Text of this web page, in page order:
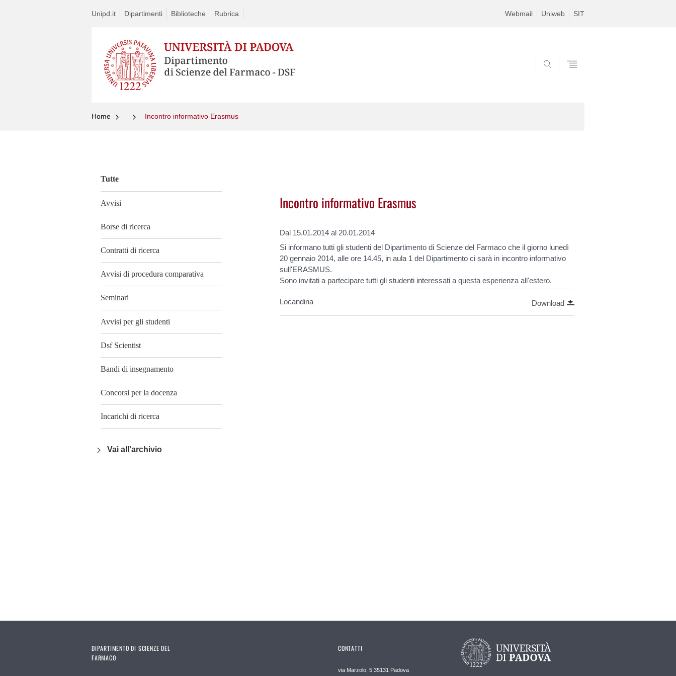
Unipd.it Dipartimenti Biblioteche Rubrica Webmail Uniweb SIT
Home Incontro informativo Erasmus
Tutte
Avvisi
Borse di ricerca
Contratti di ricerca
Avvisi di procedura comparativa
Seminari
Avvisi per gli studenti
Dsf Scientist
Bandi di insegnamento
Concorsi per la docenza
Incarichi di ricerca
Vai all'archivio
Incontro informativo Erasmus
Dal 15.01.2014 al 20.01.2014
Si informano tutti gli studenti del Dipartimento di Scienze del Farmaco che il giorno lunedì
20 gennaio 2014, alle ore 14.45, in aula 1 del Dipartimento ci sarà in incontro informativo
sull'ERASMUS.
Sono invitati a partecipare tutti gli studenti interessati a questa esperienza all'estero.
Locandina Download
DIPARTIMENTO DI SCIENZE DEL
FARMACO
CONTATTI
via Marzolo, 5 35131 Padova